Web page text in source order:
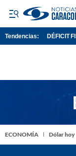
Tendencias: DÉFICIT
ECONOMÍA Dólar hoy